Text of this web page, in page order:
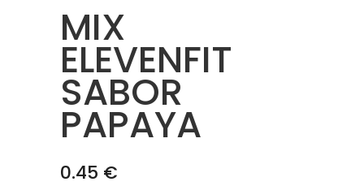
MIX
ELEVENFIT
SABOR
PAPAYA
0.45 €